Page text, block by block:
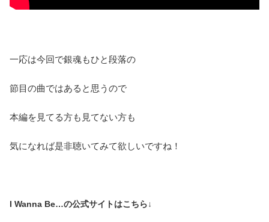
一応は今回で銀魂もひと段落の
節目の曲ではあると思うので
本編を見てる方も見てない方も
気になれば是非聴いてみて欲しいですね！
I Wanna Be…の公式サイトはこちら↓